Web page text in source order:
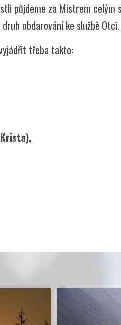
půjdeme za Mistrem
obdarování ke službě Otci.
třeba takto: